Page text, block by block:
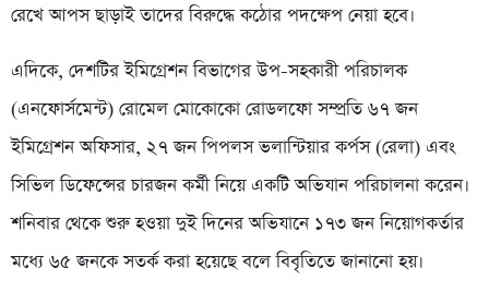
রেখে আপস ছাড়াই তাদের বিরুদ্ধে কঠোর পদক্ষেপ নেয়া হবে।
এদিকে, দেশটির ইমিগ্রেশন বিভাগের উপ-সহকারী পরিচালক
(এনফোর্সমেন্ট) রোমেল মোকোকো রোডলফো সম্প্রতি ৬৭ জন
ইমিগ্রেশন অফিসার, ২৭ জন পিপলস ভলান্টিয়ার কর্পস (রেলা) এবং
সিভিল ডিফেন্সের চারজন কর্মী নিয়ে একটি অভিযান পরিচালনা করেন।
শনিবার থেকে শুরু হওয়া দুই দিনের অভিযানে ১৭৩ জন নিয়োগকর্তার
মধ্যে ৬৫ জনকে সতর্ক করা হয়েছে বলে বিবৃতিতে জানানো হয়।